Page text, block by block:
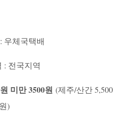
우체국택배
: 전국지역
미만 3500원 (제주/산간 5,500
원)